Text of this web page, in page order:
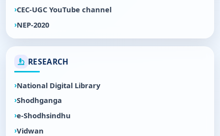
CEC-UGC YouTube channel
NEP-2020
RESEARCH
National Digital Library
Shodhganga
e-Shodhsindhu
Vidwan